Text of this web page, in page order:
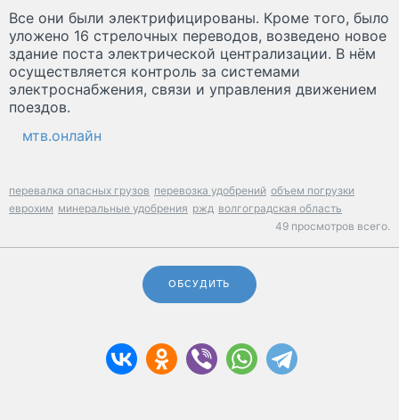
Все они были электрифицированы. Кроме того, было
уложено 16 стрелочных переводов, возведено новое
здание поста электрической централизации. В нём
осуществляется контроль за системами
электроснабжения, связи и управления движением
поездов.
мтв.онлайн
перевалка опасных грузов перевозка удобрений объем погрузки
еврохим минеральные удобрения ржд волгоградская область
49 просмотров всего.
ОБСУДИТЬ